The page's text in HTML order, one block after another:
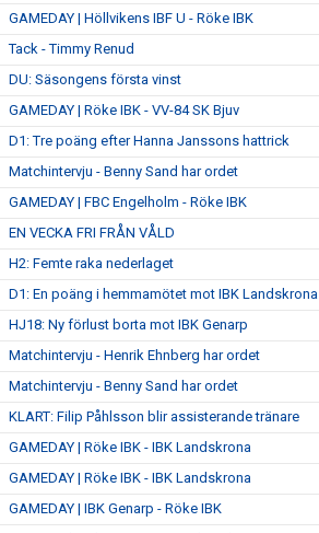
GAMEDAY | Höllvikens IBF U - Röke IBK
Tack - Timmy Renud
DU: Säsongens första vinst
GAMEDAY | Röke IBK - VV-84 SK Bjuv
D1: Tre poäng efter Hanna Janssons hattrick
Matchintervju - Benny Sand har ordet
GAMEDAY | FBC Engelholm - Röke IBK
EN VECKA FRI FRÅN VÅLD
H2: Femte raka nederlaget
D1: En poäng i hemmamötet mot IBK Landskrona
HJ18: Ny förlust borta mot IBK Genarp
Matchintervju - Henrik Ehnberg har ordet
Matchintervju - Benny Sand har ordet
KLART: Filip Påhlsson blir assisterande tränare
GAMEDAY | Röke IBK - IBK Landskrona
GAMEDAY | Röke IBK - IBK Landskrona
GAMEDAY | IBK Genarp - Röke IBK